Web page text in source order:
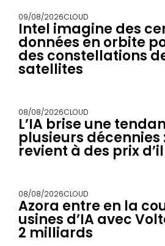
09/08/2026CLOUD
Intel imagine des
données en orbite
des constellations
satellites
08/08/2026CLOUD
L’IA brise une
plusieurs décennies
revient à des prix
08/08/2026CLOUD
Azora entre en la
usines d’IA avec
2 milliards